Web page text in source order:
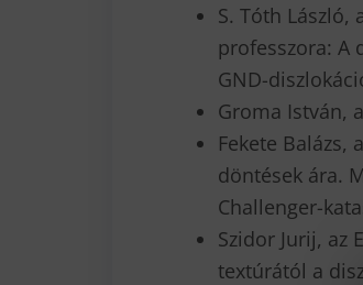
S. Tóth László,
professzora: A
GND-
Groma István,
Fekete Balázs,
döntések ára.
Challenger-
Szidor Jurij, az
textúrától a